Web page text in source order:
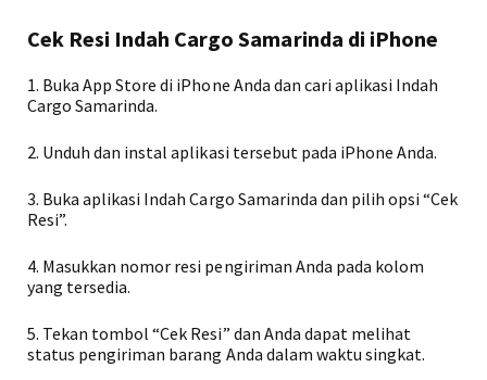
Cek Resi Indah Cargo Samarinda di iPhone
1. Buka App Store di iPhone Anda dan cari aplikasi Indah
Cargo Samarinda.
2. Unduh dan instal aplikasi tersebut pada iPhone Anda.
3. Buka aplikasi Indah Cargo Samarinda dan pilih opsi “Cek
Resi”.
4. Masukkan nomor resi pengiriman Anda pada kolom
yang tersedia.
5. Tekan tombol “Cek Resi” dan Anda dapat melihat
status pengiriman barang Anda dalam waktu singkat.